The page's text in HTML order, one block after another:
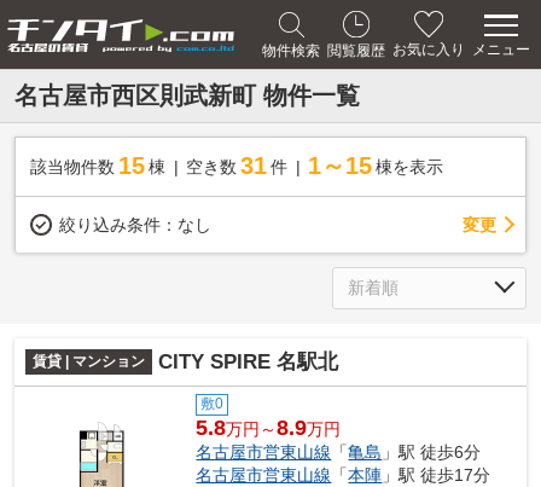
物件検索 閲覧履歴 お気に入り メニュー
名古屋市西区則武新町 物件一覧
該当物件数 15棟 空き数 31 件 1～15 棟を表示
絞り込み条件： なし 変更
賃貸 | マンション CITY SPIRE 名駅北
敷0
5.8万円～8.9万円
名古屋市営東山線 「亀島 」駅 徒歩6分
名古屋市営東山線 「本陣 」駅 徒歩17分